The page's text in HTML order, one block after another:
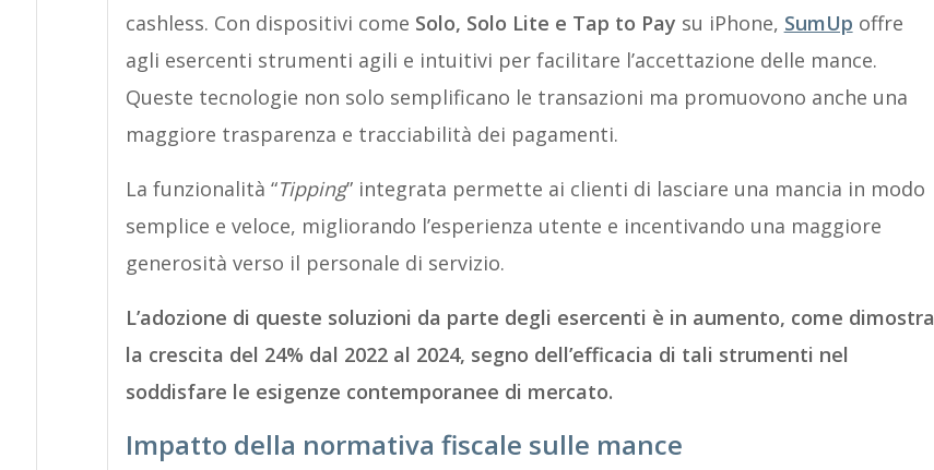
cashless. Con dispositivi come Solo, Solo Lite e Tap to Pay su iPhone, SumUp offre
agli esercenti strumenti agili e intuitivi per facilitare l’accettazione delle mance.
Queste tecnologie non solo semplificano le transazioni ma promuovono anche una
maggiore trasparenza e tracciabilità dei pagamenti.
La funzionalità “Tipping” integrata permette ai clienti di lasciare una mancia in modo
semplice e veloce, migliorando l’esperienza utente e incentivando una maggiore
generosità verso il personale di servizio.
L’adozione di queste soluzioni da parte degli esercenti è in aumento, come dimostra
la crescita del 24% dal 2022 al 2024, segno dell’efficacia di tali strumenti nel
soddisfare le esigenze contemporanee di mercato.
Impatto della normativa fiscale sulle mance